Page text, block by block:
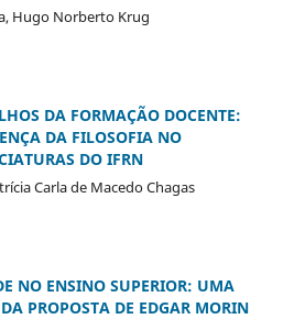
Hugo Norberto Krug
DA FORMAÇÃO DOCENTE:
DA FILOSOFIA NO
DO IFRN
Carla de Macedo Chagas
NO ENSINO SUPERIOR: UMA
PROPOSTA DE EDGAR MORIN